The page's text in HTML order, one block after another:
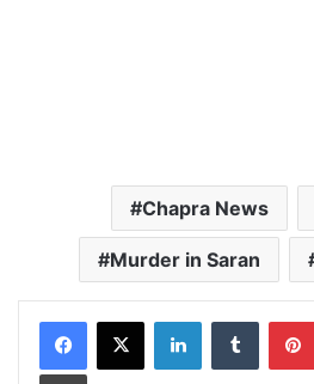
Chapra News
Murder in Saran
LinkedInTumblr
Print